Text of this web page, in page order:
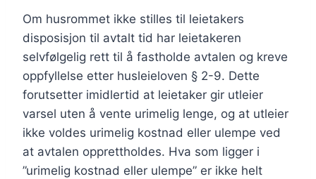
Om husrommet ikke stilles til leietakers
disposisjon til avtalt tid har leietakeren
selvfølgelig rett til å fastholde avtalen og kreve
oppfyllelse etter husleieloven § 2-9. Dette
forutsetter imidlertid at leietaker gir utleier
varsel uten å vente urimelig lenge, og at utleier
ikke voldes urimelig kostnad eller ulempe ved
at avtalen opprettholdes. Hva som ligger i
”urimelig kostnad eller ulempe” er ikke helt